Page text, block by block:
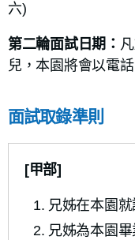
六)
第二輪面試日期：
兒，本園將會以電
面試取錄準則
[甲部]
兄姊在本園就
兄姊為本園